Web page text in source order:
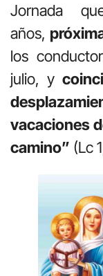
Jornada
años,
los
julio, y
vacaciones
camino” (Lc